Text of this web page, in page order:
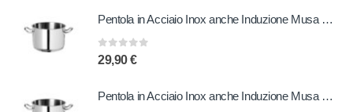
Pentola in Acciaio Inox anche Induzione Musa 22 cm
0out of 5
29,90€
Pentola in Acciaio Inox anche Induzione Musa 24 cm